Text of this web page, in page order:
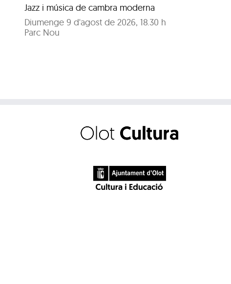
Jazz i música de cambra moderna
Diumenge 9 d'agost de 2026, 18.30 h
Parc Nou